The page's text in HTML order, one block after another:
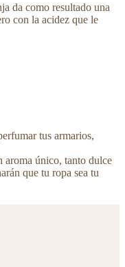
da como resultado una
con la acidez que le
tus armarios,
aroma único, tanto dulce
que tu ropa sea tu